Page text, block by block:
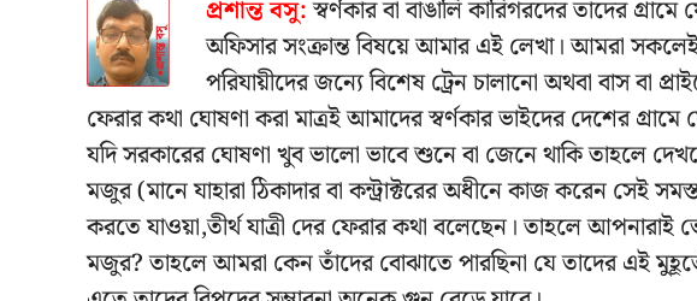
প্রশান্ত বসু:স্বর্ণকার বা বাঙালি কারিগরদের তাদের
অফিসার সংক্রান্ত বিষয়ে আমার এই লেখা। আমরা
পরিযায়ীদের জন্যে বিশেষ ট্রেন চালানো অথবা বাস বা
ফেরার কথা ঘোষণা করা মাত্রই আমাদের স্বর্ণকার ভাইদের দেশের
যদি সরকারের ঘোষণা খুব ভালো ভাবে শুনে বা জেনে থাকি তাহলে
মজুর (মানে যাহারা ঠিকাদার বা কন্ট্রাক্টরের অধীনে কাজ করেন সেই
করতে যাওয়া,তীর্থ যাত্রী দের ফেরার কথা বলেছেন। তাহলে আপনারাই
মজুর? তাহলে আমরা কেন তাঁদের বোঝাতে পারছিনা যে তাদের এই